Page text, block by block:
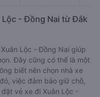
Lộc - Đồng Nai từ Đắk
Lộc - Đồng Nai giúp
Đây cũng có thể là một
biết nên chọn nhà xe
việc đảm bảo giữ chỗ,
vé xe đi Xuân Lộc -